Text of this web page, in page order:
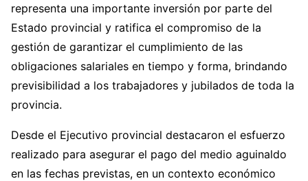
representa una importante inversión por parte del
Estado provincial y ratifica el compromiso de la
gestión de garantizar el cumplimiento de las
obligaciones salariales en tiempo y forma, brindando
previsibilidad a los trabajadores y jubilados de toda la
provincia.
Desde el Ejecutivo provincial destacaron el esfuerzo
realizado para asegurar el pago del medio aguinaldo
en las fechas previstas, en un contexto económico